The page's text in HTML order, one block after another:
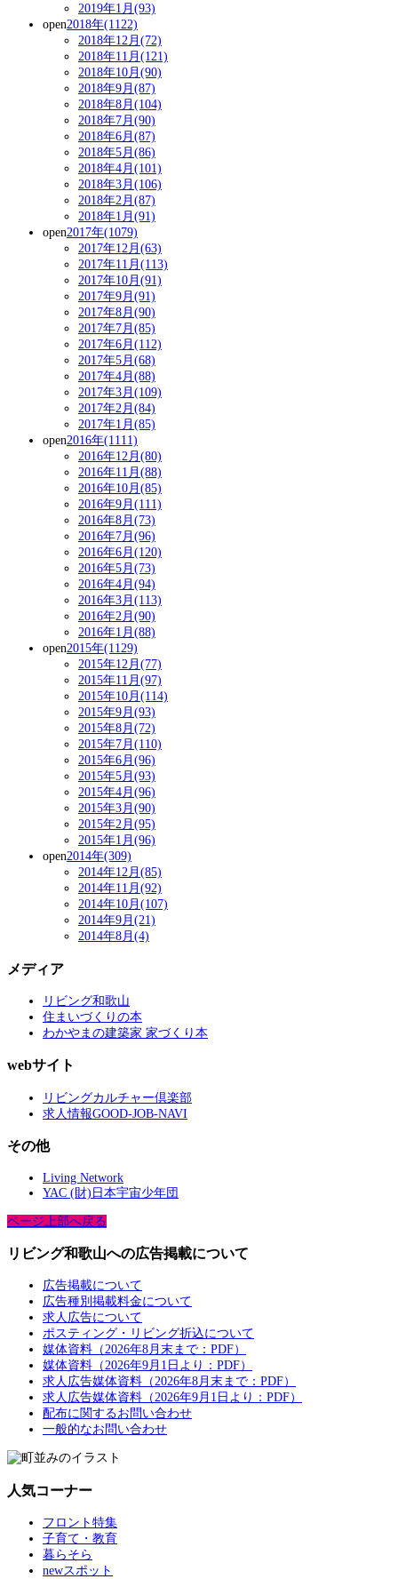
2019年1月(93)
open2018年(1122)
2018年12月(72)
2018年11月(121)
2018年10月(90)
2018年9月(87)
2018年8月(104)
2018年7月(90)
2018年6月(87)
2018年5月(86)
2018年4月(101)
2018年3月(106)
2018年2月(87)
2018年1月(91)
open2017年(1079)
2017年12月(63)
2017年11月(113)
2017年10月(91)
2017年9月(91)
2017年8月(90)
2017年7月(85)
2017年6月(112)
2017年5月(68)
2017年4月(88)
2017年3月(109)
2017年2月(84)
2017年1月(85)
open2016年(1111)
2016年12月(80)
2016年11月(88)
2016年10月(85)
2016年9月(111)
2016年8月(73)
2016年7月(96)
2016年6月(120)
2016年5月(73)
2016年4月(94)
2016年3月(113)
2016年2月(90)
2016年1月(88)
open2015年(1129)
2015年12月(77)
2015年11月(97)
2015年10月(114)
2015年9月(93)
2015年8月(72)
2015年7月(110)
2015年6月(96)
2015年5月(93)
2015年4月(96)
2015年3月(90)
2015年2月(95)
2015年1月(96)
open2014年(309)
2014年12月(85)
2014年11月(92)
2014年10月(107)
2014年9月(21)
2014年8月(4)
メディア
リビング和歌山
住まいづくりの本
わかやまの建築家 家づくり本
webサイト
リビングカルチャー倶楽部
求人情報GOOD-JOB-NAVI
その他
Living Network
YAC (財)日本宇宙少年団
ページ上部へ戻る
リビング和歌山への広告掲載について
広告掲載について
広告種別掲載料金について
求人広告について
ポスティング・リビング折込について
媒体資料（2026年8月末まで：PDF）
媒体資料（2026年9月1日より：PDF）
求人広告媒体資料（2026年8月末まで：PDF）
求人広告媒体資料（2026年9月1日より：PDF）
配布に関するお問い合わせ
一般的なお問い合わせ
人気コーナー
フロント特集
子育て・教育
暮らそら
newスポット